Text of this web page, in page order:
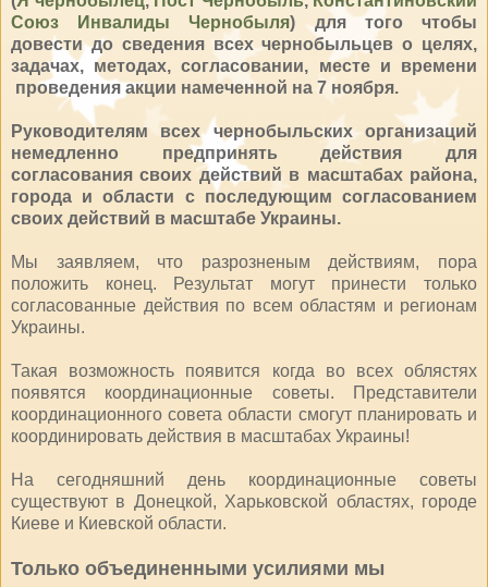
Союз Инвалиды Чернобыля) для того чтобы
довести до сведения всех чернобыльцев о целях,
задачах, методах, согласовании, месте и времени
проведения акции намеченной на 7 ноября.
Руководителям всех чернобыльских организаций
немедленно предпринять действия для
согласования своих действий в масштабах района,
города и области с последующим согласованием
своих действий в масштабе Украины.
Мы заявляем, что разрозненым действиям, пора
положить конец. Результат могут принести только
согласованные действия по всем областям и регионам
Украины.
Такая возможность появится когда во всех облястях
появятся координационные советы. Представители
координационного совета области смогут планировать и
координировать действия в масштабах Украины!
На сегодняшний день координационные советы
существуют в Донецкой, Харьковской областях, городе
Киеве и Киевской области.
Только объединенными усилиями мы